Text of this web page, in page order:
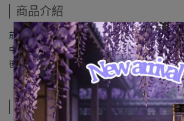
商品介紹
前味→果仁糖、紅酒、草莓、杏桃。
中味→白蘭地、櫻桃酒、櫻桃、天芥菜、熟食。
後味→杏仁甜酒、香草、紅蘋果。
規格說明